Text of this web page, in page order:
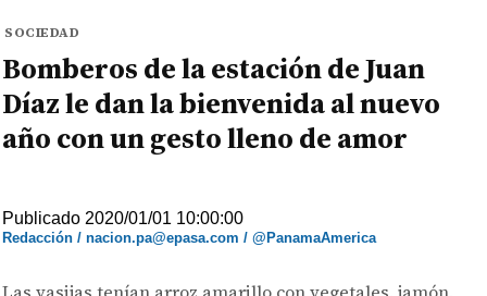
SOCIEDAD
Bomberos de la estación de Juan
Díaz le dan la bienvenida al nuevo
año con un gesto lleno de amor
Publicado 2020/01/01 10:00:00
Redacción / nacion.pa@epasa.com / @PanamaAmerica